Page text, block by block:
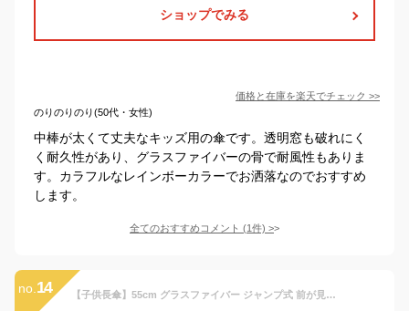
ショップでみる
価格と在庫を楽天でチェック >>
のりのりのり(50代・女性)
中棒が太くて丈夫なキッズ用の傘です。透明窓も破れにく
く耐久性があり、グラスファイバーの骨で耐風性もありま
す。カラフルなレインボーカラーでお洒落なのでおすすめ
します。
全てのおすすめコメント (1件) >
no. 14 【子供長傘】55cm グラスファイバー ジャンプ式 前が見えます2駒 透明窓付き 反射テープ付 スクール傘 ［黄色 紺色 子供かさ］【送料無料一部地域を除く】